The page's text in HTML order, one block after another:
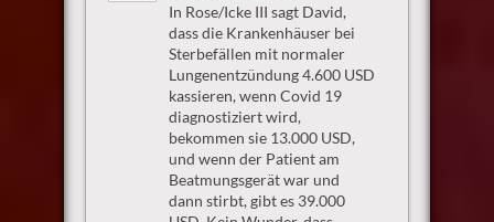
In Rose/Icke III sagt David,
dass die Krankenhäuser bei
Sterbefällen mit normaler
Lungenentzündung 4.600 USD
kassieren, wenn Covid 19
diagnostiziert wird,
bekommen sie 13.000 USD,
und wenn der Patient am
Beatmungsgerät war und
dann stirbt, gibt es 39.000